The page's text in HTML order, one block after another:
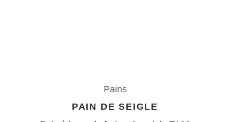
Pains
PAIN DE SEIGLE